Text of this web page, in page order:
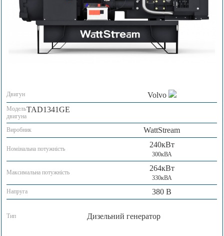
Двигун Volvo
Модель
двигуна
TAD1341GE
Виробник WattStream
Номінальна потужність 240кВт
300кВА
Максимальна потужність 264кВт
330кВА
Напруга
380 В
Тип Дизельний генератор